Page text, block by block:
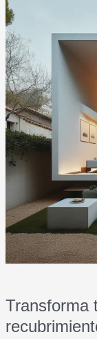
y
rendimiento
para
cualquier
espacio
Transforma